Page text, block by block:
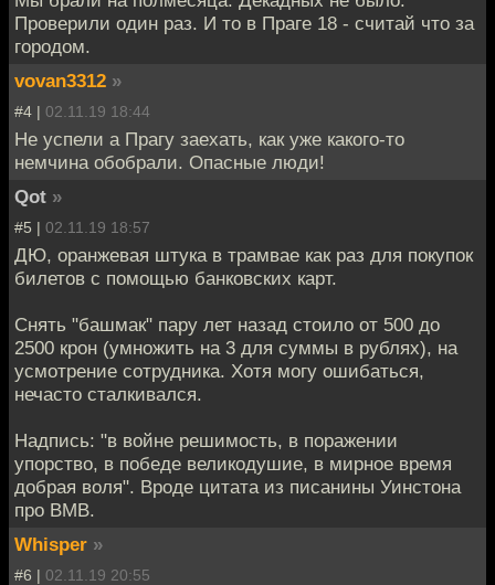
Проверили один раз. И то в Праге 18 - считай что за
городом.
vovan3312 »
#4 | 02.11.19 18:44
Не успели а Прагу заехать, как уже какого-то
немчина обобрали. Опасные люди!
Qot »
#5 | 02.11.19 18:57
ДЮ, оранжевая штука в трамвае как раз для покупок
билетов с помощью банковских карт.
Снять "башмак" пару лет назад стоило от 500 до
2500 крон (умножить на 3 для суммы в рублях), на
усмотрение сотрудника. Хотя могу ошибаться,
нечасто сталкивался.
Надпись: "в войне решимость, в поражении
упорство, в победе великодушие, в мирное время
добрая воля". Вроде цитата из писанины Уинстона
про ВМВ.
Whisper »
#6 | 02.11.19 20:55